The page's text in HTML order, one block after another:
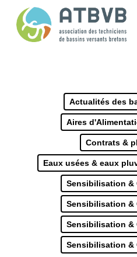
Actualités des
Aires
Contrats &
Eaux usées & eaux
Sensibilisation &
Sensibilisation &
Sensibilisation &
Sensibilisation &
Panneau de gestion des